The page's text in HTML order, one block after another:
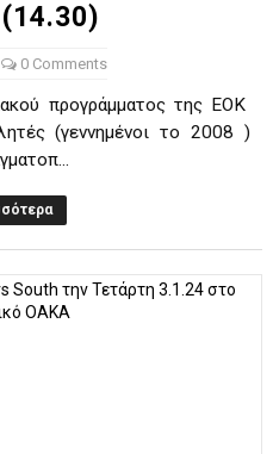
0 Comments
προγράμματος της ΕΟΚ
(γεννημένοι το 2008 )